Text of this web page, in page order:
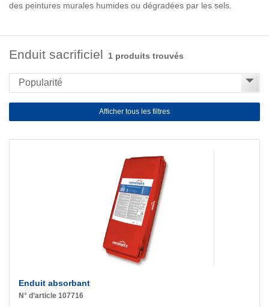
des peintures murales humides ou dégradées par les sels.
Enduit sacrificiel 1 produits trouvés
Afficher tous les filtres
Enduit absorbant
N° d’article 107716